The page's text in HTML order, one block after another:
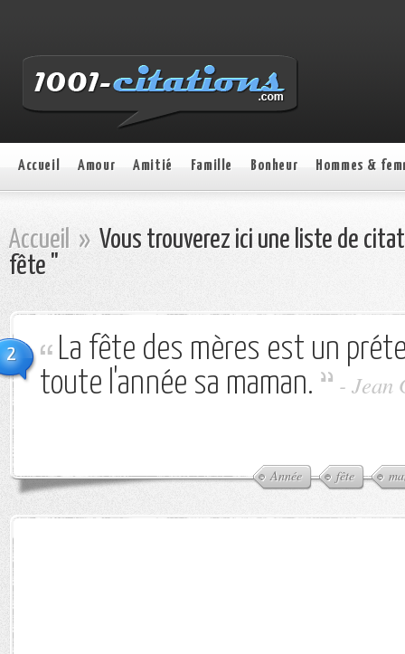
Accueil Amour Amitié Famille Bonheur Hommes &
Accueil » Vous trouverez ici une liste de
fête "
2
La fête des mères est un
toute l'année sa maman.
- Jean
Année fête